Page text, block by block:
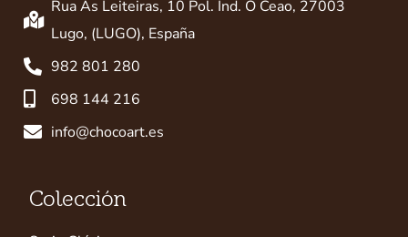
Rua As Leiteiras, 10 Pol. Ind. O Ceao, 27003
Lugo, (LUGO), España
982 801 280
698 144 216
info@chocoart.es
Colección